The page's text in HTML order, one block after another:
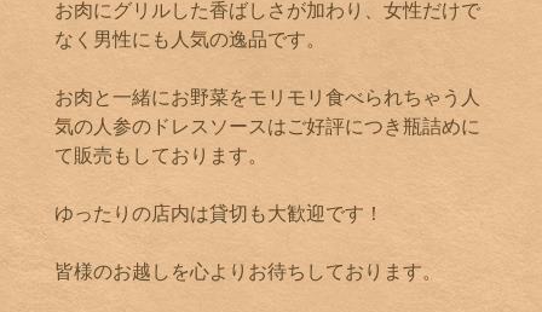
お肉にグリルした香ばしさが加わり、女性だけで
なく男性にも人気の逸品です。
お肉と一緒にお野菜をモリモリ食べられちゃう人
気の人参のドレスソースはご好評につき瓶詰めに
て販売もしております。
ゆったりの店内は貸切も大歓迎です！
皆様のお越しを心よりお待ちしております。